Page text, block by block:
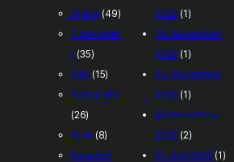
Digital (49)
Experimen
t(35)
Film (15)
Fotografie
(26)
KI-AI (8)
Konzept
2022 (1)
26. November
2022 (1)
23. November
2022 (1)
22. November
2022 (2)
21. Juni 2022 (1)